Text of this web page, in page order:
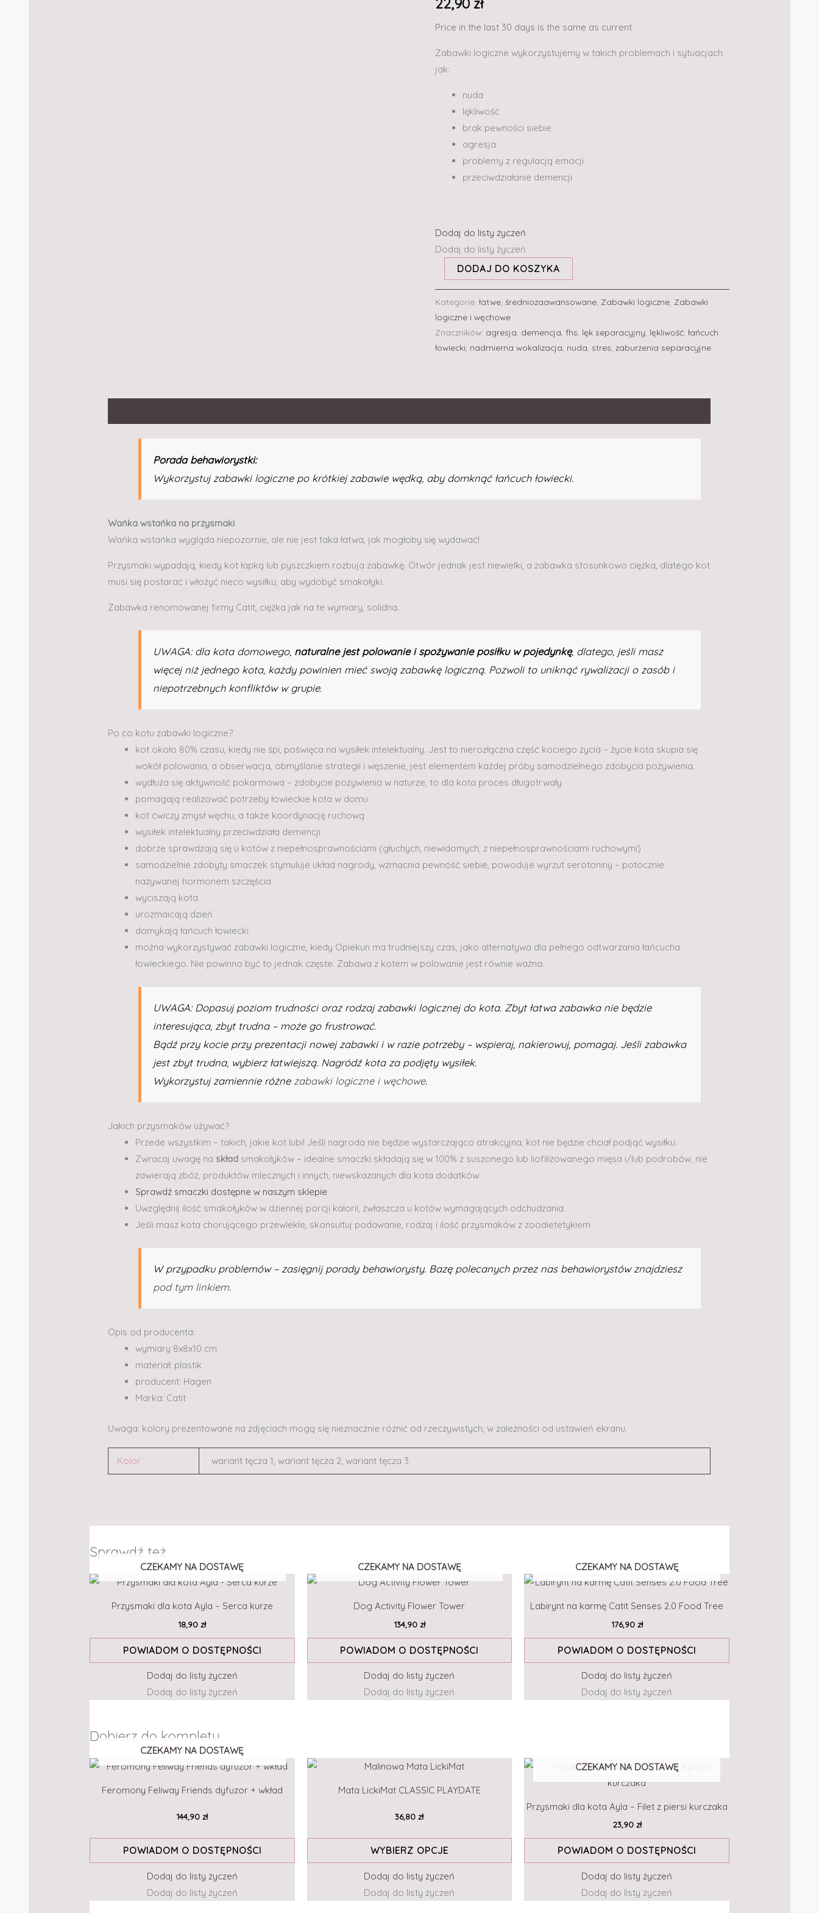
Price in the last 30 days is the same as current
Zabawki logiczne wykorzystujemy w takich problemach i sytuacjach
jak:
nuda
lękliwość
brak pewności siebie
agresja
problemy z regulacją emocji
przeciwdziałanie demencji
Dodaj do listy życzeń
Dodaj do listy życzeń
DODAJ DO KOSZYKA
Kategorie: łatwe średniozaawansowane Zabawki logiczne Zabawki
logiczne i węchowe
Znaczników: agresja demencja fhs lęk separacyjny lękliwość łańcuch
łowiecki nadmierna wokalizacja nuda stres zaburzenia separacyjne
Porada behawiorystki:
Wykorzystuj zabawki logiczne po krótkiej zabawie wędką, aby domknąć łańcuch łowiecki.
Wańka wstańka na przysmaki
Wańka wstańka wygląda niepozornie, ale nie jest taka łatwa, jak mogłoby się wydawać!
Przysmaki wypadają, kiedy kot łapką lub pyszczkiem rozbuja zabawkę. Otwór jednak jest niewielki, a zabawka stosunkowo ciężka, dlatego kot
musi się postarać i włożyć nieco wysiłku, aby wydobyć smakołyki.
Zabawka renomowanej firmy Catit, ciężka jak na te wymiary, solidna.
UWAGA: dla kota domowego, naturalne jest polowanie i spożywanie posiłku w pojedynkę, dlatego, jeśli masz
więcej niż jednego kota, każdy powinien mieć swoją zabawkę logiczną. Pozwoli to uniknąć rywalizacji o zasób i
niepotrzebnych konfliktów w grupie.
Po co kotu zabawki logiczne?
kot około 80% czasu, kiedy nie śpi, poświęca na wysiłek intelektualny. Jest to nierozłączna część kociego życia – życie kota skupia się
wokół polowania, a obserwacja, obmyślanie strategii i węszenie, jest elementem każdej próby samodzielnego zdobycia pożywienia.
wydłuża się aktywność pokarmowa – zdobycie pożywienia w naturze, to dla kota proces długotrwały
pomagają realizować potrzeby łowieckie kota w domu
kot ćwiczy zmysł węchu, a także koordynację ruchową
wysiłek intelektualny przeciwdziała demencji
dobrze sprawdzają się u kotów z niepełnosprawnościami (głuchych, niewidomych, z niepełnosprawnościami ruchowymi)
samodzielnie zdobyty smaczek stymuluje układ nagrody, wzmacnia pewność siebie, powoduje wyrzut serotoniny – potocznie
nazywanej hormonem szczęścia
wyciszają kota
urozmaicają dzień
domykają łańcuch łowiecki
można wykorzystywać zabawki logiczne, kiedy Opiekun ma trudniejszy czas, jako alternatywa dla pełnego odtwarzania łańcucha
łowieckiego. Nie powinno być to jednak częste. Zabawa z kotem w polowanie jest równie ważna.
UWAGA: Dopasuj poziom trudności oraz rodzaj zabawki logicznej do kota. Zbyt łatwa zabawka nie będzie
interesująca, zbyt trudna – może go frustrować.
Bądź przy kocie przy prezentacji nowej zabawki i w razie potrzeby – wspieraj, nakierowuj, pomagaj. Jeśli zabawka
jest zbyt trudna, wybierz łatwiejszą. Nagródź kota za podjęty wysiłek.
Wykorzystuj zamiennie różne zabawki logiczne i węchowe.
Jakich przysmaków używać?
Przede wszystkim – takich, jakie kot lubi! Jeśli nagroda nie będzie wystarczająco atrakcyjna, kot nie będzie chciał podjąć wysiłku.
Zwracaj uwagę na skład smakołyków – idealne smaczki składają się w 100% z suszonego lub liofilizowanego mięsa i/lub podrobów, nie
zawierają zbóż, produktów mlecznych i innych, niewskazanych dla kota dodatków.
Sprawdź smaczki dostępne w naszym sklepie.
Uwzględnij ilość smakołyków w dziennej porcji kalorii, zwłaszcza u kotów wymagających odchudzania.
Jeśli masz kota chorującego przewlekle, skonsultuj podawanie, rodzaj i ilość przysmaków z zoodietetykiem
W przypadku problemów – zasięgnij porady behawiorysty. Bazę polecanych przez nas behawiorystów znajdziesz
pod tym linkiem.
Opis od producenta:
wymiary 8x8x10 cm
materiał: plastik
producent: Hagen
Marka: Catit
Uwaga: kolory prezentowane na zdjęciach mogą się nieznacznie różnić od rzeczywistych, w zależności od ustawień ekranu.
Kolor wariant tęcza 1, wariant tęcza 2, wariant tęcza 3
Sprawdź też
CZEKAMY NA DOSTAWĘ
Przysmaki dla kota Ayla – Serca kurze
18,90zł
POWIADOM O DOSTĘPNOŚCI
Dodaj do listy życzeń
Dodaj do listy życzeń
CZEKAMY NA DOSTAWĘ
Dog Activity Flower Tower
134,90 zł
POWIADOM O DOSTĘPNOŚCI
Dodaj do listy życzeń
Dodaj do listy życzeń
CZEKAMY NA DOSTAWĘ
Labirynt na karmę Catit Senses 2.0 Food Tree
176,90 zł
POWIADOM O DOSTĘPNOŚCI
Dodaj do listy życzeń
Dodaj do listy życzeń
Dobierz do kompletu
CZEKAMY NA DOSTAWĘ
Feromony Feliway Friends dyfuzor + wkład
144,90zł
POWIADOM O DOSTĘPNOŚCI
Dodaj do listy życzeń
Dodaj do listy życzeń
Mata LickiMat CLASSIC PLAYDATE
36,80zł
WYBIERZ OPCJE
Ten
można
Dodaj do listy życzeń
Dodaj do listy życzeń
CZEKAMY NA DOSTAWĘ
Przysmaki dla kota Ayla – Filet z piersi kurczaka
23,90 zł
POWIADOM O DOSTĘPNOŚCI
Dodaj do listy życzeń
Dodaj do listy życzeń